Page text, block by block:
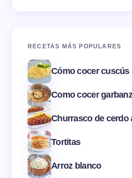
RECETAS MÁS POPULARES
Cómo cocer cuscús
Como cocer
Churrasco de cerdo
Tortitas
Arroz blanco